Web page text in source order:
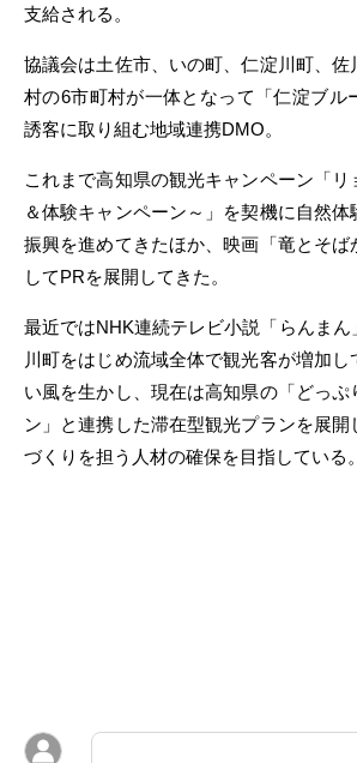
支給される。
協議会は土佐市、いの町、仁淀川町、佐
村の6市町村が一体となって「仁淀ブル
誘客に取り組む地域連携DMO。
これまで高知県の観光キャンペーン「リ
＆体験キャンペーン～」を契機に自然
振興を進めてきたほか、映画「竜とそば
してPRを展開してきた。
最近ではNHK連続テレビ小説「らんま
川町をはじめ流域全体で観光客が増加し
い風を生かし、現在は高知県の「どっぷ
ン」と連携した滞在型観光プランを展
づくりを担う人材の確保を目指している。